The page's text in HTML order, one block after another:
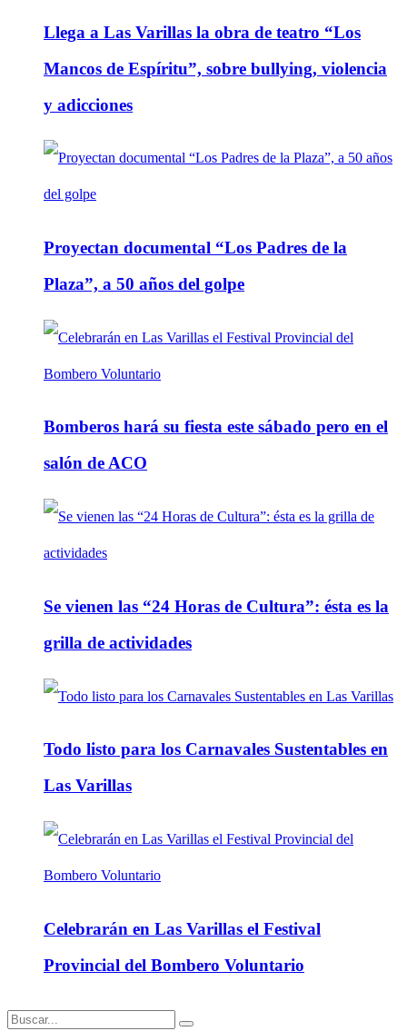
Llega a Las Varillas la obra de teatro “Los
Mancos de Espíritu”, sobre bullying, violencia
y adicciones
Proyectan documental “Los Padres de la
Plaza”, a 50 años del golpe
Bomberos hará su fiesta este sábado pero en el
salón de ACO
Se vienen las “24 Horas de Cultura”: ésta es la
grilla de actividades
Todo listo para los Carnavales Sustentables en
Las Varillas
Celebrarán en Las Varillas el Festival
Provincial del Bombero Voluntario